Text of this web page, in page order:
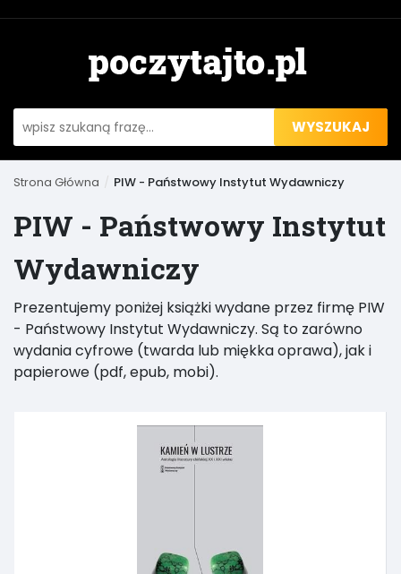
WYSZUKAJ
Strona Główna PIW - Państwowy Instytut Wydawniczy
PIW - Państwowy Instytut
Wydawniczy
Prezentujemy poniżej książki wydane przez firmę PIW
- Państwowy Instytut Wydawniczy. Są to zarówno
wydania cyfrowe (twarda lub miękka oprawa), jak i
papierowe (pdf, epub, mobi).